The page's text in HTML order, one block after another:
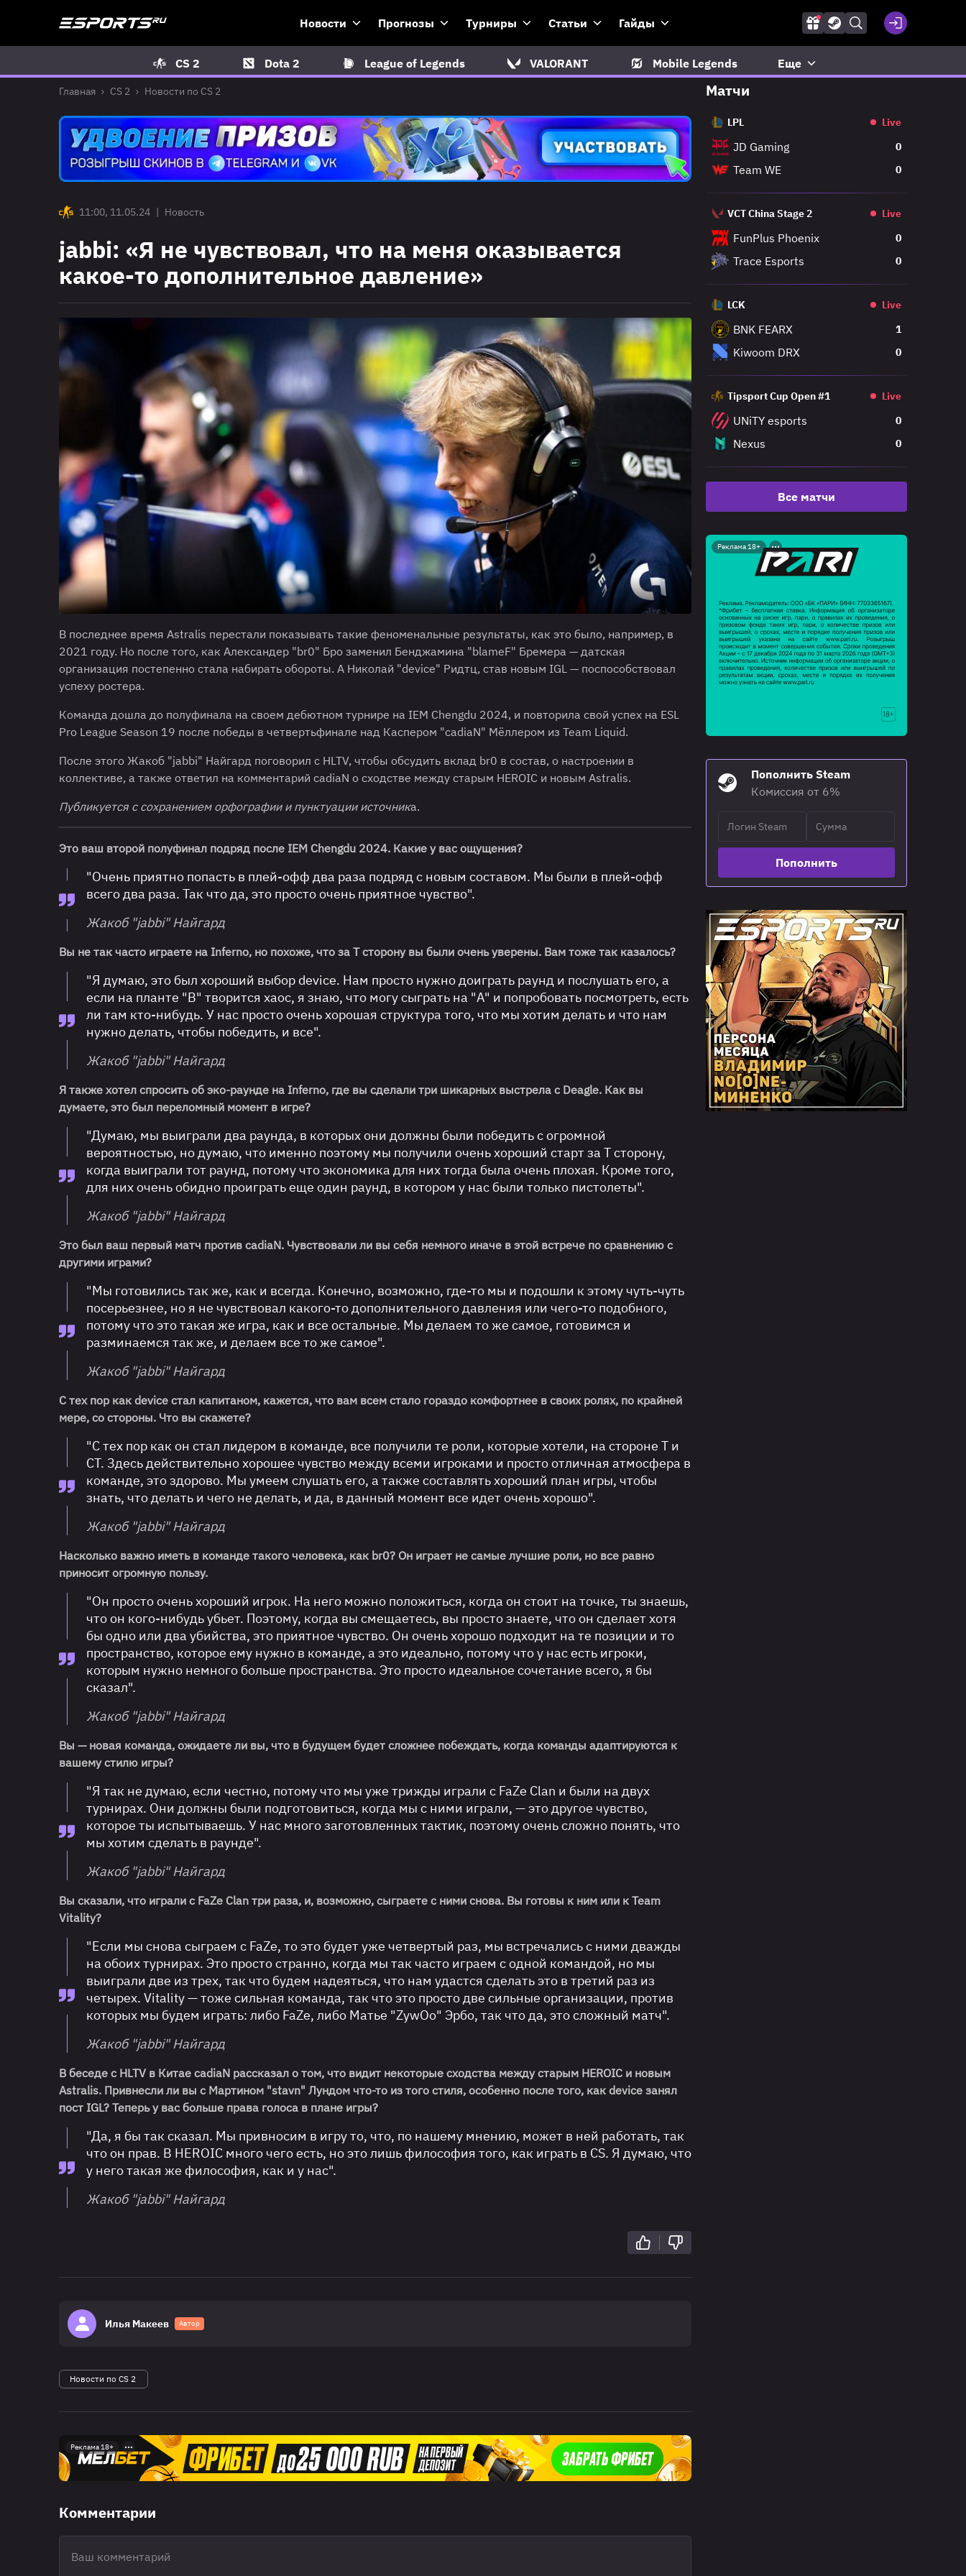
Новости Прогнозы Турниры Статьи Гайды
CS 2 Dota 2 League of Legends VALORANT Mobile Legends Еще
Главная CS 2 Новости по CS 2
11:00, 11.05.24 | Новость
jabbi: «Я не чувствовал, что на меня оказывается
какое-то дополнительное давление»
В последнее время Astralis перестали показывать такие феноменальные результаты, как это было, например, в
2021 году. Но после того, как Александер "br0" Бро заменил Бенджамина "blameF" Бремера — датская
организация постепенно стала набирать обороты. А Николай "device" Ридтц, став новым IGL — поспособствовал
успеху ростера.
Команда дошла до полуфинала на своем дебютном турнире на IEM Chengdu 2024, и повторила свой успех на ESL
Pro League Season 19 после победы в четвертьфинале над Каспером "cadiaN" Мёллером из Team Liquid.
После этого Жакоб "jabbi" Найгард поговорил с HLTV, чтобы обсудить вклад br0 в состав, о настроении в
коллективе, а также ответил на комментарий cadiaN о сходстве между старым HEROIC и новым Astralis.
Публикуется с сохранением орфографии и пунктуации источника.
Это ваш второй полуфинал подряд после IEM Chengdu 2024. Какие у вас ощущения?
"Очень приятно попасть в плей-офф два раза подряд с новым составом. Мы были в плей-офф
всего два раза. Так что да, это просто очень приятное чувство".
Жакоб "jabbi" Найгард
Вы не так часто играете на Inferno, но похоже, что за T сторону вы были очень уверены. Вам тоже так казалось?
"Я думаю, это был хороший выбор device. Нам просто нужно доиграть раунд и послушать его, а
если на планте "B" творится хаос, я знаю, что могу сыграть на "A" и попробовать посмотреть, есть
ли там кто-нибудь. У нас просто очень хорошая структура того, что мы хотим делать и что нам
нужно делать, чтобы победить, и все".
Жакоб "jabbi" Найгард
Я также хотел спросить об эко-раунде на Inferno, где вы сделали три шикарных выстрела с Deagle. Как вы
думаете, это был переломный момент в игре?
"Думаю, мы выиграли два раунда, в которых они должны были победить с огромной
вероятностью, но думаю, что именно поэтому мы получили очень хороший старт за Т сторону,
когда выиграли тот раунд, потому что экономика для них тогда была очень плохая. Кроме того,
для них очень обидно проиграть еще один раунд, в котором у нас были только пистолеты".
Жакоб "jabbi" Найгард
Это был ваш первый матч против cadiaN. Чувствовали ли вы себя немного иначе в этой встрече по сравнению с
другими играми?
"Мы готовились так же, как и всегда. Конечно, возможно, где-то мы и подошли к этому чуть-чуть
посерьезнее, но я не чувствовал какого-то дополнительного давления или чего-то подобного,
потому что это такая же игра, как и все остальные. Мы делаем то же самое, готовимся и
разминаемся так же, и делаем все то же самое".
Жакоб "jabbi" Найгард
С тех пор как device стал капитаном, кажется, что вам всем стало гораздо комфортнее в своих ролях, по крайней
мере, со стороны. Что вы скажете?
"С тех пор как он стал лидером в команде, все получили те роли, которые хотели, на стороне Т и
СТ. Здесь действительно хорошее чувство между всеми игроками и просто отличная атмосфера в
команде, это здорово. Мы умеем слушать его, а также составлять хороший план игры, чтобы
знать, что делать и чего не делать, и да, в данный момент все идет очень хорошо".
Жакоб "jabbi" Найгард
Насколько важно иметь в команде такого человека, как br0? Он играет не самые лучшие роли, но все равно
приносит огромную пользу.
"Он просто очень хороший игрок. На него можно положиться, когда он стоит на точке, ты знаешь,
что он кого-нибудь убьет. Поэтому, когда вы смещаетесь, вы просто знаете, что он сделает хотя
бы одно или два убийства, это приятное чувство. Он очень хорошо подходит на те позиции и то
пространство, которое ему нужно в команде, а это идеально, потому что у нас есть игроки,
которым нужно немного больше пространства. Это просто идеальное сочетание всего, я бы
сказал".
Жакоб "jabbi" Найгард
Вы — новая команда, ожидаете ли вы, что в будущем будет сложнее побеждать, когда команды адаптируются к
вашему стилю игры?
"Я так не думаю, если честно, потому что мы уже трижды играли с FaZe Clan и были на двух
турнирах. Они должны были подготовиться, когда мы с ними играли, — это другое чувство,
которое ты испытываешь. У нас много заготовленных тактик, поэтому очень сложно понять, что
мы хотим сделать в раунде".
Жакоб "jabbi" Найгард
Вы сказали, что играли с FaZe Clan три раза, и, возможно, сыграете с ними снова. Вы готовы к ним или к Team
Vitality?
"Если мы снова сыграем с FaZe, то это будет уже четвертый раз, мы встречались с ними дважды
на обоих турнирах. Это просто странно, когда мы так часто играем с одной командой, но мы
выиграли две из трех, так что будем надеяться, что нам удастся сделать это в третий раз из
четырех. Vitality — тоже сильная команда, так что это просто две сильные организации, против
которых мы будем играть: либо FaZe, либо Матье "ZywOo" Эрбо, так что да, это сложный матч".
Жакоб "jabbi" Найгард
В беседе с HLTV в Китае cadiaN рассказал о том, что видит некоторые сходства между старым HEROIC и новым
Astralis. Привнесли ли вы с Мартином "stavn" Лундом что-то из того стиля, особенно после того, как device занял
пост IGL? Теперь у вас больше права голоса в плане игры?
"Да, я бы так сказал. Мы привносим в игру то, что, по нашему мнению, может в ней работать, так
что он прав. В HEROIC много чего есть, но это лишь философия того, как играть в CS. Я думаю, что
у него такая же философия, как и у нас".
Жакоб "jabbi" Найгард
Илья Макеев Автор
Новости по CS 2
Реклама 18+
Комментарии
Матчи
LPL Live
JD Gaming 0
Team WE 0
VCT China Stage 2 Live
FunPlus Phoenix 0
Trace Esports 0
LCK Live
BNK FEARX 1
Kiwoom DRX 0
Tipsport Cup Open #1 Live
UNiTY esports 0
Nexus 0
Все матчи
Реклама 18+
Пополнить Steam
Комиссия от 6%
Пополнить